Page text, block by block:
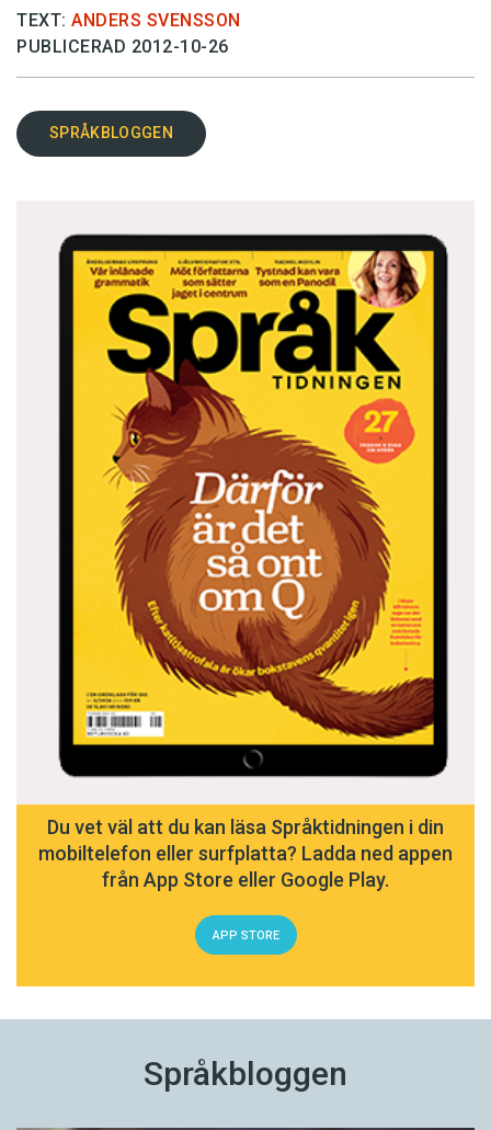
TEXT: ANDERS SVENSSON
PUBLICERAD 2012-10-26
SPRÅKBLOGGEN
Du vet väl att du kan läsa Språktidningen i din
mobiltelefon eller surfplatta? Ladda ned appen
från App Store eller Google Play.
APP STORE
Språkbloggen